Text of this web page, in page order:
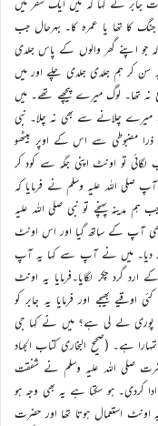
کا تھا یا عمرہ کا۔ بہرحال جب
کہ جو اپنے گھر والوں کے پاس جلدی
سن کر ہم جلدی جلدی چلے اور میں
تھا۔ لوگ میرے پیچھے تھے۔ میں
میرے چلانے سے بھی نہ چلا۔ نبی
ذرا مضبوطی سے اس کے اوپر بیٹھو
تو اونٹ اپنی جگہ سے کود کر
اللہ علیہ وسلم نے فرمایا کہ
مدینہ پہنچے تو نبی صلی اللہ علیہ
بھی آپ کے ساتھ گیا اور اس اونٹ
دیا۔ میں نے آپ سے کہا یہ آپ
چکر لگایا۔فرمایا یہ اونٹ
بھیجے اور فرمایا یہ جابر کو
پوری لے لی ہے؟ میں نے کہا جی
ہے۔ (صحیح البخاری کتاب الجہاد
غیرہ فی الغزو حدیث 2861)۔ آنحضرت صلی اللہ علیہ وسلم نے شفقت
کردی۔ ہو سکتا ہے یہ بھی وجہ ہو
استعمال ہوتا تھا اور حضرت